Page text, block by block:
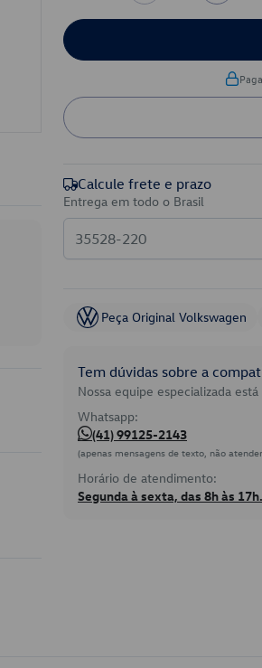
Calcule frete e prazo
Entrega em todo o Brasil
Peça Original Volkswagen
Tem dúvidas sobre a
Nossa equipe especializada
Whatsapp:
(41) 99125-2143
(apenas mensagens de texto, não
Horário de atendimento:
Segunda à sexta, das 8h às 17h.